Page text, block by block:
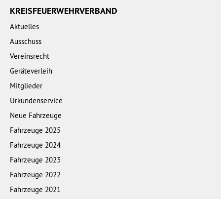
KREISFEUERWEHRVERBAND
Aktuelles
Ausschuss
Vereinsrecht
Geräteverleih
Mitglieder
Urkundenservice
Neue Fahrzeuge
Fahrzeuge 2025
Fahrzeuge 2024
Fahrzeuge 2023
Fahrzeuge 2022
Fahrzeuge 2021